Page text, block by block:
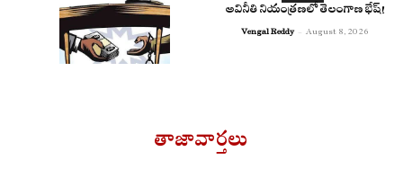
అవినీతి నియంత్రణలో తెలంగాణ భేష్!
Vengal Reddy - August 8, 2026
తాజావార్తలు